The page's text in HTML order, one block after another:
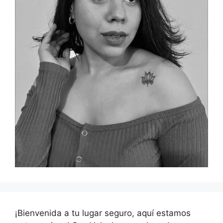
¡Bienvenida a tu lugar seguro, aquí estamos